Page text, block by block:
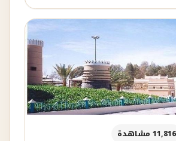
11,816 مشاهدة